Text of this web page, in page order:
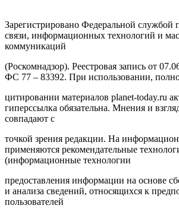
Зарегистрировано Федеральной службой
связи, информационных технологий и
коммуникаций
(Роскомнадзор). Реестровая запись от
ФС 77 – 83392. При использовании,
цитировании материалов planet-today.ru
гиперссылка обязательна. Мнения и
совпадают с
точкой зрения редакции. На
применяются рекомендательные
(информационные технологии
предоставления информации на основе
и анализа сведений, относящихся к
пользователей